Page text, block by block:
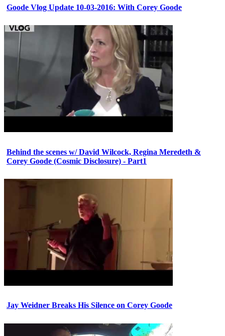
Goode Vlog Update 10-03-2016: With Corey Goode
Behind the scenes w/ David Wilcock, Regina Meredeth &
Corey Goode (Cosmic Disclosure) - Part1
Jay Weidner Breaks His Silence on Corey Goode